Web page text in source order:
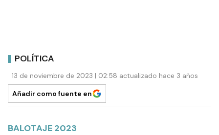
POLÍTICA
13 de noviembre de 2023 | 02:58 actualizado hace 3 años
Añadir como fuente en
BALOTAJE 2023